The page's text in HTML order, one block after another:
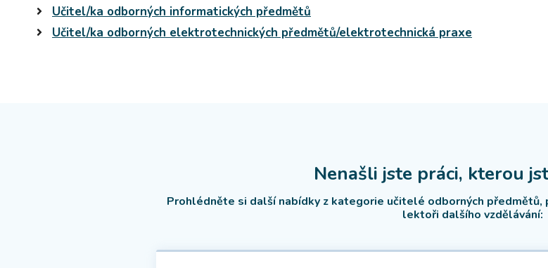
Učitel/ka odborných informatických předmětů
Učitel/ka odborných elektrotechnických předmětů/elektrotechnická praxe
Nenašli jste práci, kterou
Prohlédněte si další nabídky z kategorie učitelé odborných předmětů,
lektoři dalšího vzdělávání: